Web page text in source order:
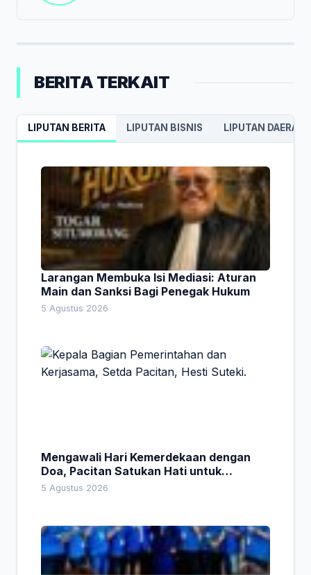
BERITA TERKAIT
LIPUTAN BERITA LIPUTAN BISNIS LIPUTAN DAERAH
Larangan Membuka Isi Mediasi: Aturan
Main dan Sanksi Bagi Penegak Hukum
5 Agustus 2026
Mengawali Hari Kemerdekaan dengan
Doa, Pacitan Satukan Hati untuk
Indonesia
5 Agustus 2026